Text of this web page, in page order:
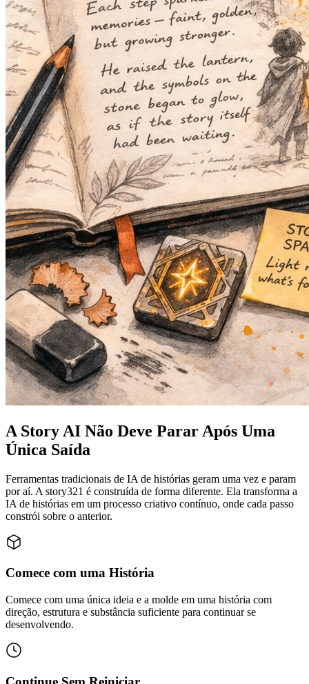
A Story AI Não Deve Parar Após Uma
Única Saída
Ferramentas tradicionais de IA de histórias geram uma vez e param
por aí. A story321 é construída de forma diferente. Ela transforma a
IA de histórias em um processo criativo contínuo, onde cada passo
constrói sobre o anterior.
Comece com uma História
Comece com uma única ideia e a molde em uma história com
direção, estrutura e substância suficiente para continuar se
desenvolvendo.